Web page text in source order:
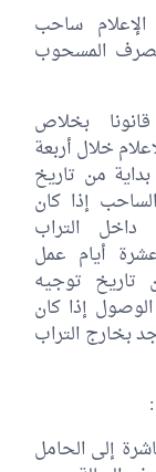
ساحب
المسحوب
بخلاص
خلال أربعة
من تاريخ
إذا كان
داخل التراب
أيام عمل
تاريخ توجيه
إذا كان
بخارج التراب
إلى الحامل